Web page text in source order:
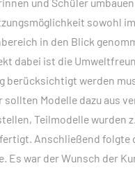
und Schüler
sowohl
in den Blick
dabei ist die
berücksichtigt werden
sollten Modelle dazu aus
Teilmodelle wurden
Anschließend folgte
Es war der Wunsch der